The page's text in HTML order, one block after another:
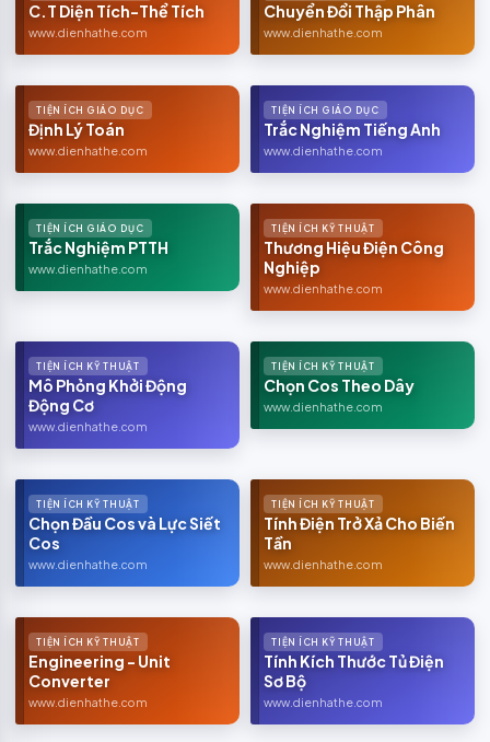
C.T Diện Tích-Thể Tích
www.dienhathe.com
Chuyển Đổi Thập Phân
www.dienhathe.com
TIỆN ÍCH GIÁO DỤC
Định Lý Toán
www.dienhathe.com
TIỆN ÍCH GIÁO DỤC
Trắc Nghiệm Tiếng Anh
www.dienhathe.com
TIỆN ÍCH GIÁO DỤC
Trắc Nghiệm PTTH
www.dienhathe.com
TIỆN ÍCH KỸ THUẬT
Thương Hiệu Điện Công
Nghiệp
www.dienhathe.com
TIỆN ÍCH KỸ THUẬT
Mô Phỏng Khởi Động
Động Cơ
www.dienhathe.com
TIỆN ÍCH KỸ THUẬT
Chọn Cos Theo Dây
www.dienhathe.com
TIỆN ÍCH KỸ THUẬT
Chọn Đầu Cos và Lực Siết
Cos
www.dienhathe.com
TIỆN ÍCH KỸ THUẬT
Tính Điện Trở Xả Cho Biến
Tần
www.dienhathe.com
TIỆN ÍCH KỸ THUẬT
Engineering - Unit
Converter
www.dienhathe.com
TIỆN ÍCH KỸ THUẬT
Tính Kích Thước Tủ Điện
Sơ Bộ
www.dienhathe.com